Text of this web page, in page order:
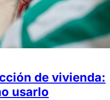
de vivienda:
usarlo